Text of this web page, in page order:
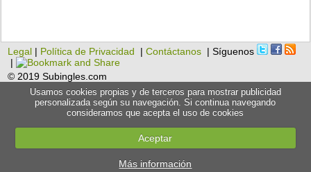
Legal | Política de Privacidad |Contáctanos | Síguenos
|
© 2019 Subingles.com
Usamos cookies propias y de terceros para mostrar publicidad
personalizada según su navegación. Si continua navegando
consideramos que acepta el uso de cookies
Aceptar
Más información